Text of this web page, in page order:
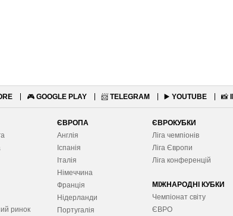
🎮 GOOGLE PLAY 📨 TELEGRAM ▶️ YOUTUBE 📸
ринок
ЄВРОПА
Англія
Іспанія
Італія
Німеччина
Франція
Нідерланди
Португалія
ЄВРОКУБКИ
Ліга чемпіонів
Ліга Європи
Ліга конференцій
МІЖНАРОДНІ КУБКИ
Чемпіонат світу
ЄВРО